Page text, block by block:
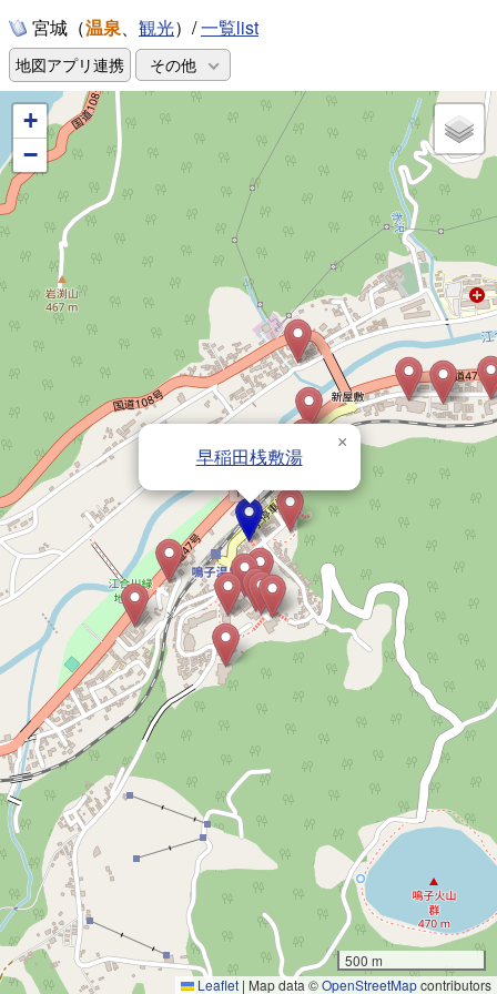
宮城（温泉、 観光）/一覧list
地図アプリ連携 その他
早稲田桟敷湯
×
+
−
500 m
Leaflet | Map data ©OpenStreetMapcontributors